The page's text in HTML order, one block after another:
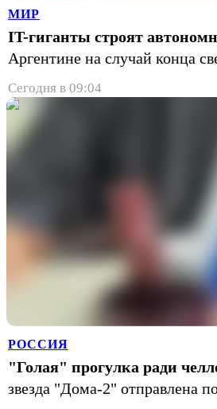
МИР
IT-гиганты строят
Аргентине на случай конца
Сегодня в 09:04
РОССИЯ
"Голая" прогулка ради
звезда "Дома-2" отправлена